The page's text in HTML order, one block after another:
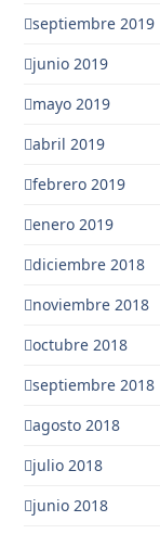
septiembre 2019
junio 2019
mayo 2019
abril 2019
febrero 2019
enero 2019
diciembre 2018
noviembre 2018
octubre 2018
septiembre 2018
agosto 2018
julio 2018
junio 2018